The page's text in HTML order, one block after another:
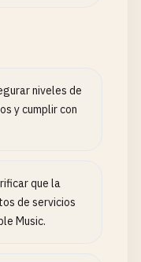
niveles de
y cumplir con
que la
de servicios
Music.